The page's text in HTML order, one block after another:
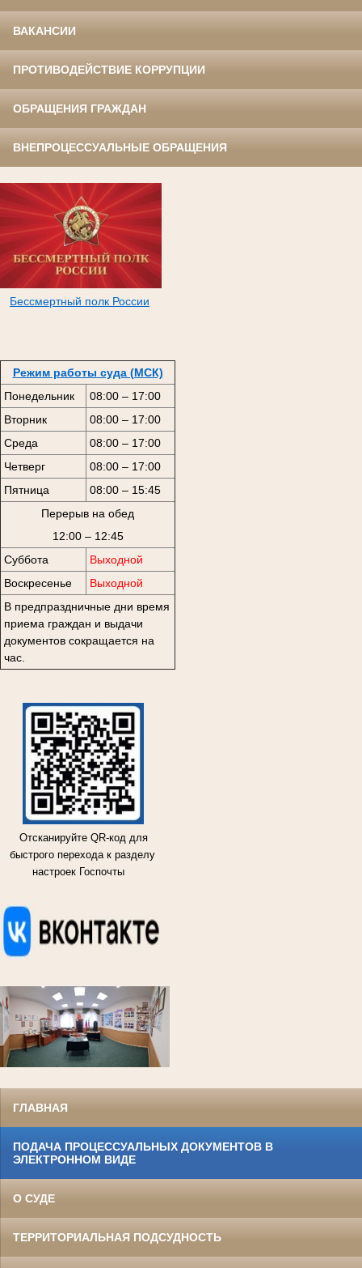
ВАКАНСИИ
ПРОТИВОДЕЙСТВИЕ КОРРУПЦИИ
ОБРАЩЕНИЯ ГРАЖДАН
ВНЕПРОЦЕССУАЛЬНЫЕ ОБРАЩЕНИЯ
Бессмертный полк России
Режим работы суда (МСК)
Понедельник
08:00 – 17:00
Вторник
08:00 – 17:00
Среда
08:00 – 17:00
Четверг
08:00 – 17:00
Пятница
08:00 – 15:45
Перерыв на обед
12:00 – 12:45
Суббота
Выходной
Воскресенье
Выходной
В предпраздничные дни время
приема граждан и выдачи
документов сокращается на
час.
Отсканируйте QR-код для
быстрого перехода к разделу
настроек Госпочты
ГЛАВНАЯ
ПОДАЧА ПРОЦЕССУАЛЬНЫХ ДОКУМЕНТОВ В
ЭЛЕКТРОННОМ ВИДЕ
О СУДЕ
ТЕРРИТОРИАЛЬНАЯ ПОДСУДНОСТЬ